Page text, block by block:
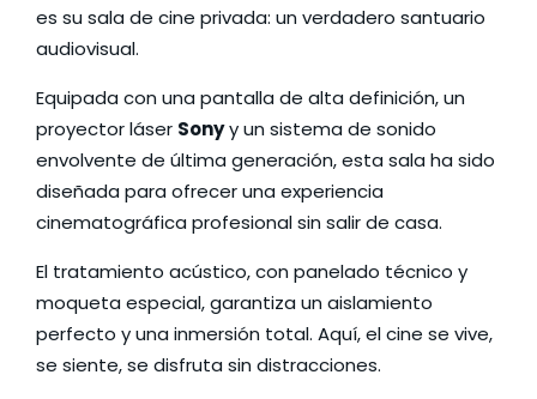
es su sala de cine privada: un verdadero santuario
audiovisual.
Equipada con una pantalla de alta definición, un
proyector láser Sonyy un sistema de sonido
envolvente de última generación, esta sala ha sido
diseñada para ofrecer una experiencia
cinematográfica profesional sin salir de casa.
El tratamiento acústico, con panelado técnico y
moqueta especial, garantiza un aislamiento
perfecto y una inmersión total. Aquí, el cine se vive,
se siente, se disfruta sin distracciones.